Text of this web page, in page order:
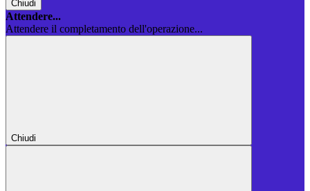
Chiudi
Attendere...
Attendere il completamento dell'operazione...
Chiudi